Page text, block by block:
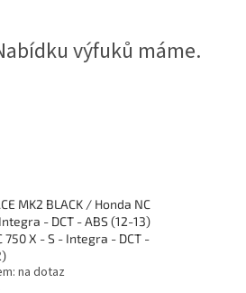
výfuků máme.
MK2 BLACK / Honda NC
- DCT - ABS (12-13)
750 X - S - Integra - DCT -
na dotaz